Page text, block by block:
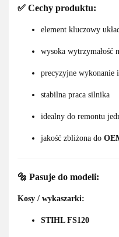
✅ Cechy produktu:
element kluczowy
wysoka wytrzymałość
precyzyjne wykonanie
stabilna praca silnika
idealny do remontu
jakość zbliżona do
🔩 Pasuje do modeli:
Kosy / wykaszarki:
STIHL FS120